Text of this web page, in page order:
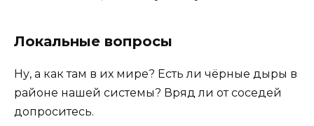
Локальные вопросы
Ну, а как там в их мире? Есть ли чёрные дыры в
районе нашей системы? Вряд ли от соседей
допроситесь.